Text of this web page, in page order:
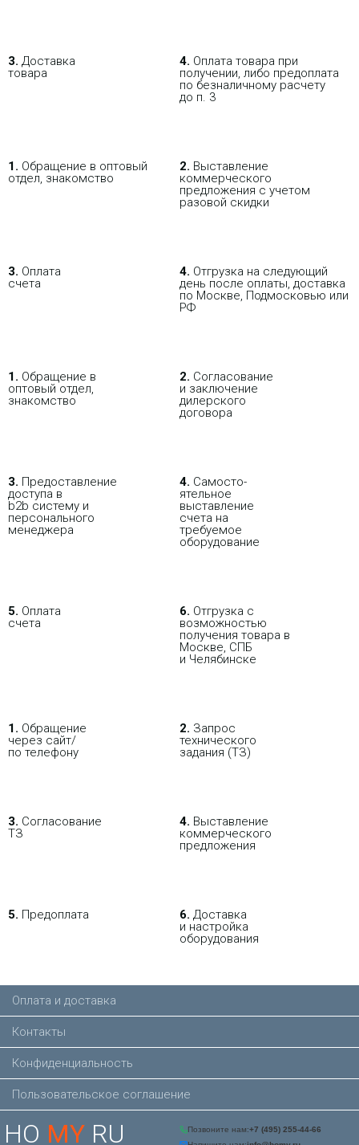
3. Доставка
товара
4. Оплата товара при
получении, либо предоплата
по безналичному расчету
до п. 3
1. Обращение в оптовый
отдел, знакомство
2. Выставление
коммерческого
предложения с учетом
разовой скидки
3. Оплата
счета
4. Отгрузка на следующий
день после оплаты, доставка
по Москве, Подмосковью или
РФ
1. Обращение в
оптовый отдел,
знакомство
2. Согласование
и заключение
дилерского
договора
3. Пре­до­ста­вле­ние
доступа в
b2b систему и
персо­нального
мене­джера
4. Само­сто­-
ятель­ное
выставление
счета на
требуемое
оборудование
5. Оплата
счета
6. Отгрузка с
возможностью
получения товара в
Москве, СПБ
и Челябинске
1. Обращение
через сайт/
по телефону
2. Запрос
технического
задания (ТЗ)
3. Согласование
ТЗ
4. Выставление
коммерческого
предложения
5. Предоплата 6. Доставка
и настройка
оборудования
HO MY RU
Оплата и доставка
Контакты
Конфиденциальность
Пользовательское соглашение